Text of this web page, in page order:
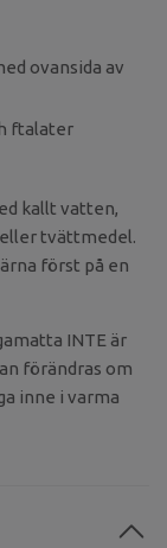
ovansida av
ftalater
kallt vatten,
tvättmedel.
först på en
INTE är
förändras om
inne i varma